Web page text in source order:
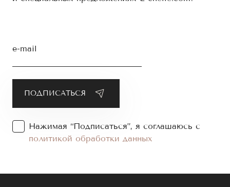
e-mail
Нажимая “Подписаться”, я соглашаюсь с
политикой обработки данных